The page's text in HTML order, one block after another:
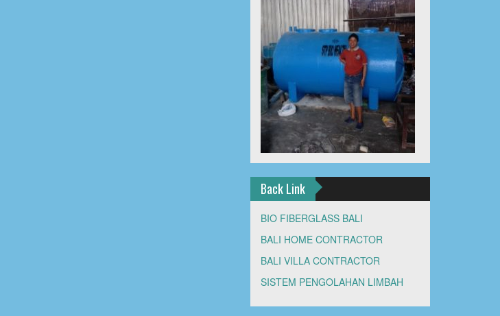
Back Link
BIO FIBERGLASS BALI
BALI HOME CONTRACTOR
BALI VILLA CONTRACTOR
SISTEM PENGOLAHAN LIMBAH